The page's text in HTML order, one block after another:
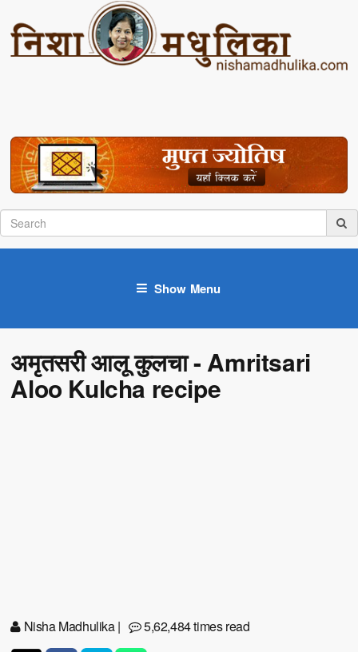
Show Menu
अमृतसरी आलू कुलचा - Amritsari
Aloo Kulcha recipe
Nisha Madhulika| 5,62,484 times read